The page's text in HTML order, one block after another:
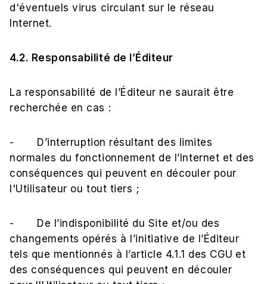
d'éventuels virus circulant sur le réseau
Internet.
4.2. Responsabilité de l’Éditeur
La responsabilité de l’Éditeur ne saurait être
recherchée en cas :
- D’interruption résultant des limites
normales du fonctionnement de l’Internet et des
conséquences qui peuvent en découler pour
l'Utilisateur ou tout tiers ;
- De l’indisponibilité du Site et/ou des
changements opérés à l’initiative de l’Éditeur
tels que mentionnés à l’article 4.1.1 des CGU et
des conséquences qui peuvent en découler